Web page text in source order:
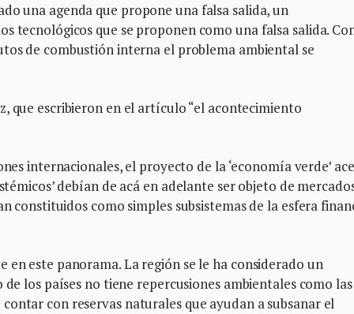
una agenda que propone una falsa salida, un
tecnológicos que se proponen como una falsa salida.
de combustión interna el problema ambiental se
que escribieron en el artículo “el acontecimiento
internacionales, el proyecto de la ‘economía verde’
debían de acá en adelante ser objeto de
constituidos como simples subsistemas de la esfera
este panorama. La región se le ha considerado un
los países no tiene repercusiones ambientales como las
con reservas naturales que ayudan a subsanar el